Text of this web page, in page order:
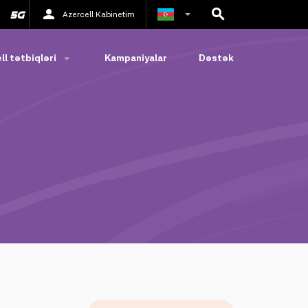
Azercell Kabinetim
tətbiqləri Kampaniyalar Dəstək